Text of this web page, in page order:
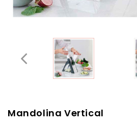
Mandolina Vertical